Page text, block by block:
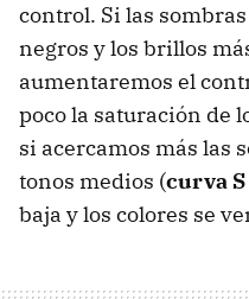
control. Si las
negros y los brillos
aumentaremos el
poco la saturación de
si acercamos más las
tonos medios (curva
baja y los colores se